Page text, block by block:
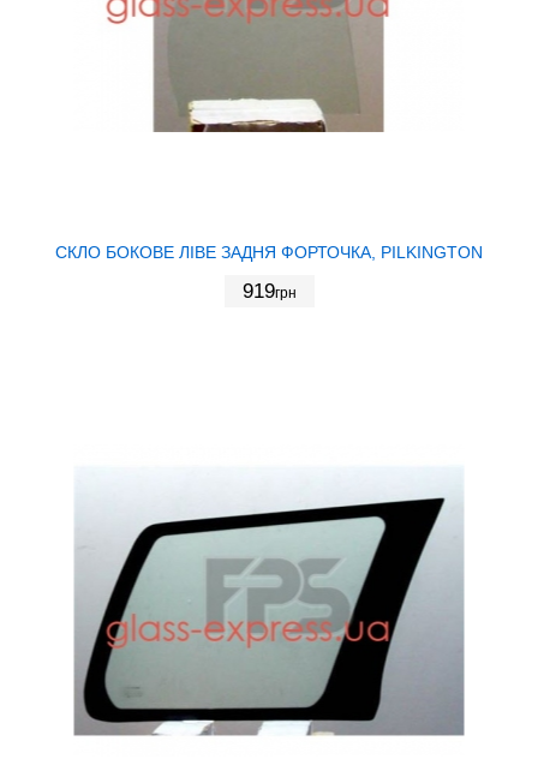
СКЛО БОКОВЕ ЛІВЕ ЗАДНЯ ФОРТОЧКА, PILKINGTON
919грн